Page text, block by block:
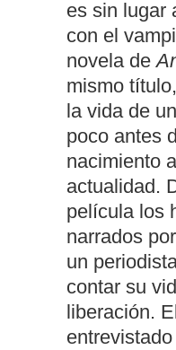
es sin lugar
con el
novela de
mismo
la vida de
poco antes
nacimiento
actualidad.
película los
narrados
un
contar su
liberación.